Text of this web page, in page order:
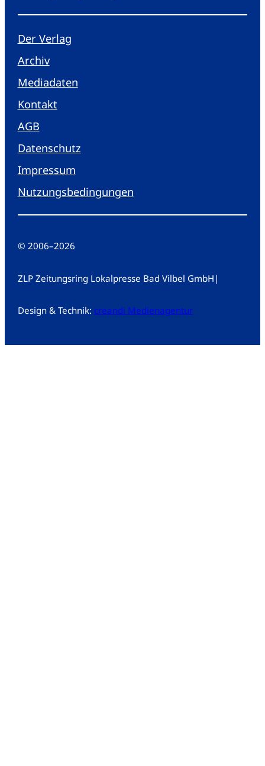
Der Verlag
Archiv
Mediadaten
Kontakt
AGB
Datenschutz
Impressum
Nutzungsbedingungen
© 2006–2026
ZLP Zeitungsring Lokalpresse Bad Vilbel GmbH |
Design & Technik: creandi Medienagentur